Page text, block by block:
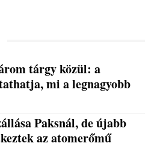
tárgy közül: a
mi a legnagyobb
Paksnál, de újabb
az atomerőmű